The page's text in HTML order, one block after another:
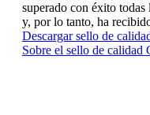
superado con éxito
y, por lo tanto, ha
Descargar sello de
Sobre el sello de calidad